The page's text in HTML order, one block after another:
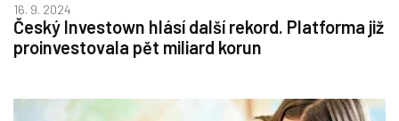
16. 9. 2024
Český Investown hlásí další rekord. Platforma již
proinvestovala pět miliard korun